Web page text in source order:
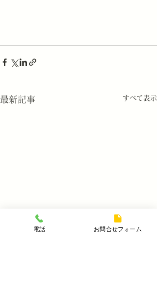
最新記事 すべて表示
電話 お問合せフォーム